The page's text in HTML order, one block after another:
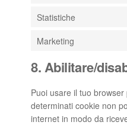
Statistiche
Marketing
8. Abilitare/
Puoi usare il tuo
determinati cookie non
internet in modo da